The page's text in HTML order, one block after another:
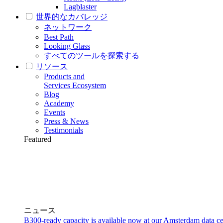
Lagblaster
世界的なカバレッジ
ネットワーク
Best Path
Looking Glass
すべてのツールを探索する
リソース
Products and
Services Ecosystem
Blog
Academy
Events
Press & News
Testimonials
Featured
ニュース
B300-ready capacity is available now at our Amsterdam data